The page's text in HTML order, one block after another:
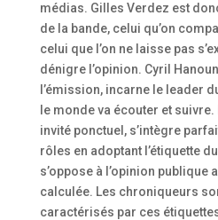
médias. Gilles Verdez est
de la bande, celui qu’on
celui que l’on ne laisse pas
dénigre l’opinion. Cyril
l’émission, incarne le leader
le monde va écouter et
invité ponctuel, s’intègre
rôles en adoptant l’étiquette
s’oppose à l’opinion publique
calculée. Les chroniqueurs
caractérisés par ces